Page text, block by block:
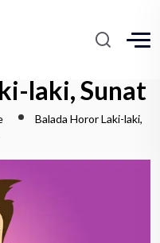
laki, Sunat
Balada Horor Laki-laki,